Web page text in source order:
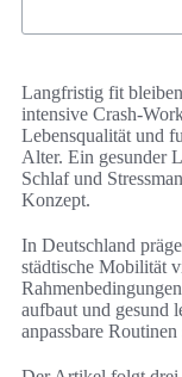
Langfristig fit
intensive Crash-
Lebensqualität und
Alter. Ein gesunder
Schlaf und
Konzept.
In Deutschland
städtische Mobilität
aufbaut und gesund
anpassbare